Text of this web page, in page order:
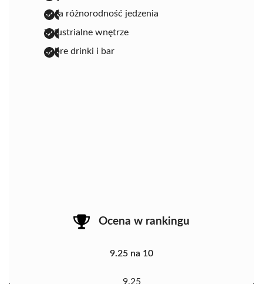
duża różnorodność jedzenia
industrialne wnętrze
dobre drinki i bar
Ocena w rankingu
9.25 na 10
9.25